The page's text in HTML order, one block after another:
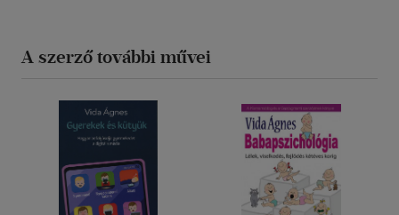
A szerző további művei